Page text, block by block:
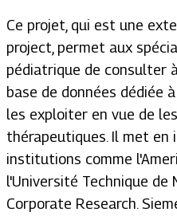
Ce projet, qui est une
project, permet aux
pédiatrique de consulter
base de données dédiée
les exploiter en vue de
thérapeutiques. Il met en
institutions comme
l'Université Technique de
Corporate Research.